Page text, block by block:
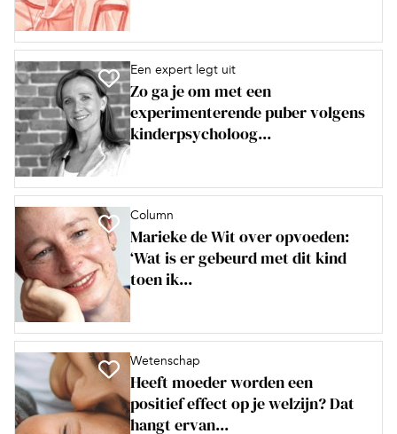
Een expert legt uit
Zo ga je om met een
experimenterende puber volgens
kinderpsycholoog...
Column
Marieke de Wit over opvoeden:
‘Wat is er gebeurd met dit kind
toen ik...
Wetenschap
Heeft moeder worden een
positief effect op je welzijn? Dat
hangt ervan...